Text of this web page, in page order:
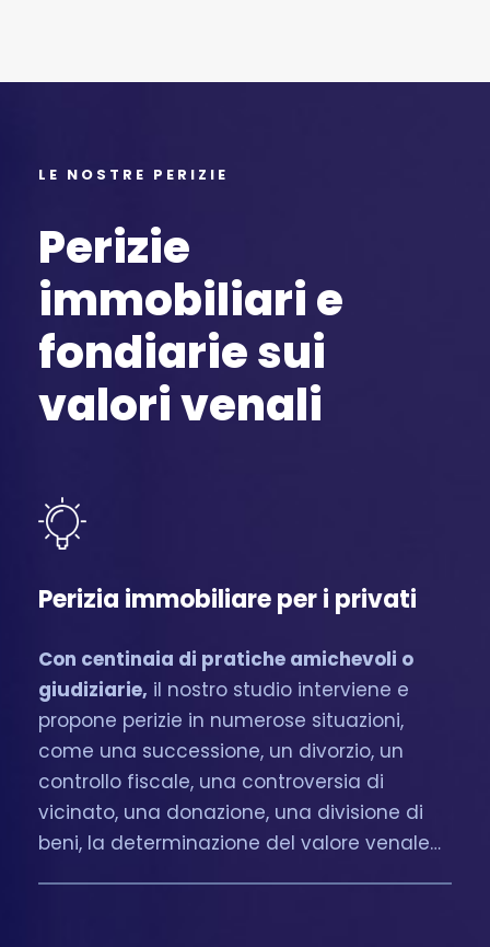
LE NOSTRE PERIZIE
Perizie
immobiliari e
fondiarie sui
valori venali
Perizia immobiliare per i privati
Con centinaia di pratiche amichevoli o
giudiziarie, il nostro studio interviene e
propone perizie in numerose situazioni,
come una successione, un divorzio, un
controllo fiscale, una controversia di
vicinato, una donazione, una divisione di
beni, la determinazione del valore venale…